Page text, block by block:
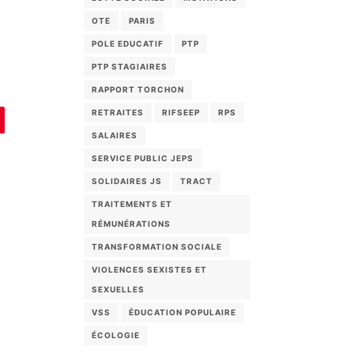
OTE PARIS
POLE EDUCATIF PTP
PTP STAGIAIRES
RAPPORT TORCHON
RETRAITES RIFSEEP RPS
SALAIRES
SERVICE PUBLIC JEPS
SOLIDAIRES JS TRACT
TRAITEMENTS ET
RÉMUNÉRATIONS
TRANSFORMATION SOCIALE
VIOLENCES SEXISTES ET
SEXUELLES
VSS ÉDUCATION POPULAIRE
ÉCOLOGIE